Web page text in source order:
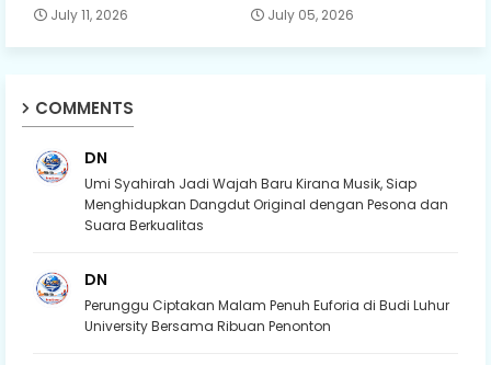
July 11, 2026 July 05, 2026
COMMENTS
DN
Umi Syahirah Jadi Wajah Baru Kirana Musik, Siap
Menghidupkan Dangdut Original dengan Pesona dan
Suara Berkualitas
DN
Perunggu Ciptakan Malam Penuh Euforia di Budi Luhur
University Bersama Ribuan Penonton